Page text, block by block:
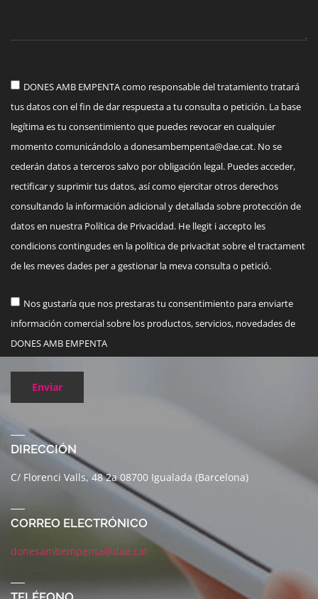
DONES AMB EMPENTA como responsable del tratamiento tratará
tus datos con el fin de dar respuesta a tu consulta o petición. La base
legítima es tu consentimiento que puedes revocar en cualquier
momento comunicándolo adonesambempenta@dae.cat. No se
cederán datos a terceros salvo por obligación legal. Puedes acceder,
rectificar y suprimir tus datos, así como ejercitar otros derechos
consultando la información adicional y detallada sobre protección de
datos en nuestra Política de Privacidad. He llegit i accepto les
condicions contingudes en la política de privacitat sobre el tractament
de les meves dades per a gestionar la meva consulta o petició.
Nos gustaría que nos prestaras tu consentimiento para enviarte
información comercial sobre los productos, servicios, novedades de
DONES AMB EMPENTA
Enviar
DIRECCIÓN
C/ Florenci Valls, 48 2a 08700 Igualada (Barcelona)
CORREO ELECTRÓNICO
donesambempenta@dae.cat